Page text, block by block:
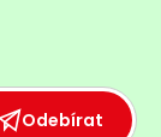
Odebírat